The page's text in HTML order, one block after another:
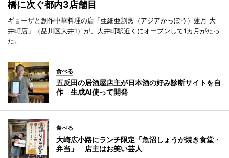
橋に次ぐ都内3店舗目
ギョーザと創作中華料理の店「亜細亜割烹（アジアかっぽう）蓮月 大
井町店」（品川区大井1）が、大井町駅近くにオープンして1カ月がたっ
た。
食べる
五反田の居酒屋店主が日本酒の好み診断サイトを自
作 生成AI使って開発
食べる
大崎広小路にランチ限定「魚沼しょうが焼き食堂・
弁当」 店主はお笑い芸人